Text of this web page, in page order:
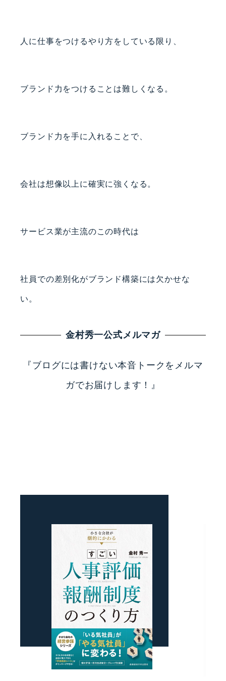
人に仕事をつけるやり方をしている限り、
ブランド力をつけることは難しくなる。
ブランド力を手に入れることで、
会社は想像以上に確実に強くなる。
サービス業が主流のこの時代は
社員での差別化がブランド構築には欠かせな
い。
金村秀一公式メルマガ
『ブログには書けない本音トークをメルマ
ガでお届けします！』